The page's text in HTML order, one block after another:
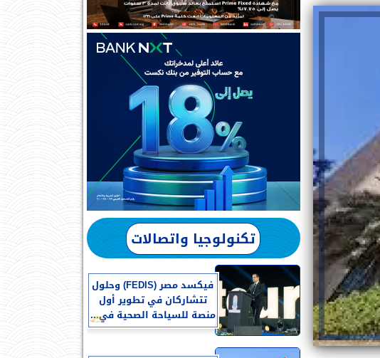
تكنولوجيا واتصالات
فيكسد مصر (FEDIS) وحلول
تتشاركان في تطوير أول
منصة للسياحة الصحية في...